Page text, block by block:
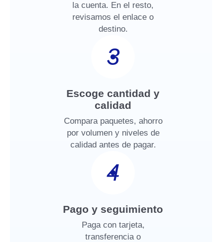
la cuenta. En el resto,
revisamos el enlace o
destino.
3
Escoge cantidad y
calidad
Compara paquetes, ahorro
por volumen y niveles de
calidad antes de pagar.
4
Pago y seguimiento
Paga con tarjeta,
transferencia o